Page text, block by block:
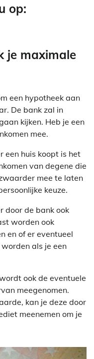
op:
je maximale
een hypotheek aan
De bank zal in
kijken. Heb je een
mee.
een huis koopt is het
van degene die
mee te laten
keuze.
door de bank ook
worden ook
en of er eventueel
als je een
ook de eventuele
meegenomen.
kan je deze door
meenemen om je